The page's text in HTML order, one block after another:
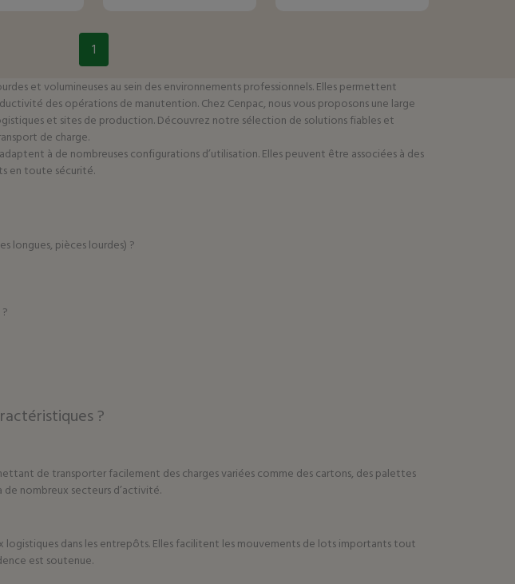
1
et volumineuses au sein des environnements professionnels. Elles permettent
des opérations de manutention. Chez Cenpac, nous vous proposons une large
et sites de production. Découvrez notre sélection de solutions fiables et
de charge.
à de nombreuses configurations d’utilisation. Elles peuvent être associées à des
en toute sécurité.
longues, pièces lourdes) ?
?
de transporter facilement des charges variées comme des cartons, des palettes
nombreux secteurs d’activité.
dans les entrepôts. Elles facilitent les mouvements de lots importants tout
est soutenue.